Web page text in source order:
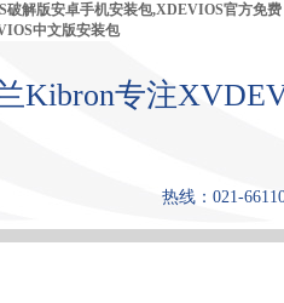
解版安卓手机安装包,XDEVIOS官方免费
中文版安装包
Kibron专注
热线：021-
产品中心 张力仪